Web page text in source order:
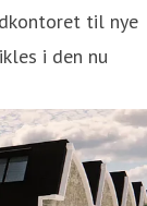
til nye
i den nu